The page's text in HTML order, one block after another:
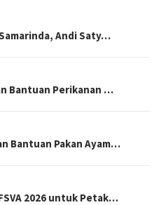
Andi Saty…
Bantuan Perikanan …
Bantuan Pakan Ayam…
2026 untuk Petak…